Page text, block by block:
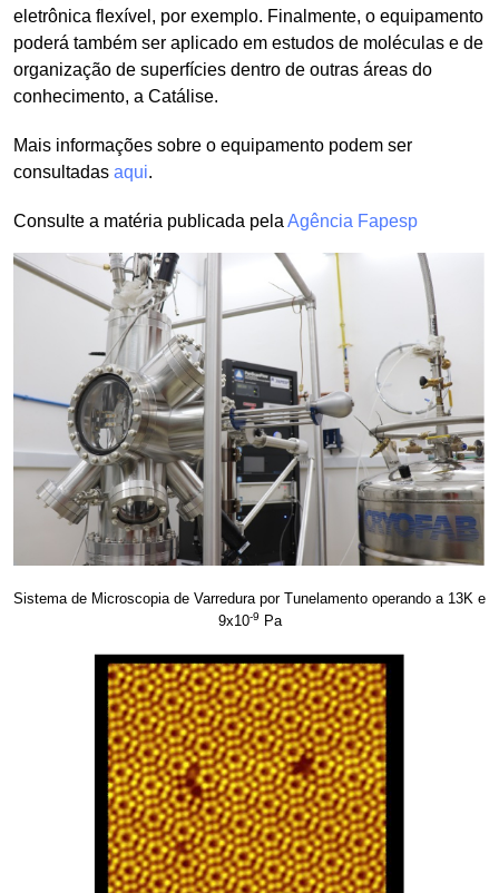
eletrônica flexível, por exemplo. Finalmente, o equipamento
poderá também ser aplicado em estudos de moléculas e de
organização de superfícies dentro de outras áreas do
conhecimento, a Catálise.
Mais informações sobre o equipamento podem ser
consultadas aqui.
Consulte a matéria publicada pela Agência Fapesp
Sistema de Microscopia de Varredura por Tunelamento operando a 13K e
9x10-9 Pa